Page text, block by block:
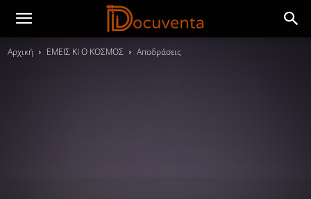
Αρχική ΕΜΕΙΣ ΚΙ Ο ΚΟΣΜΟΣ Αποδράσεις